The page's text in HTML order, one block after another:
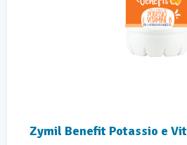
Zymil Benefit Potassio e